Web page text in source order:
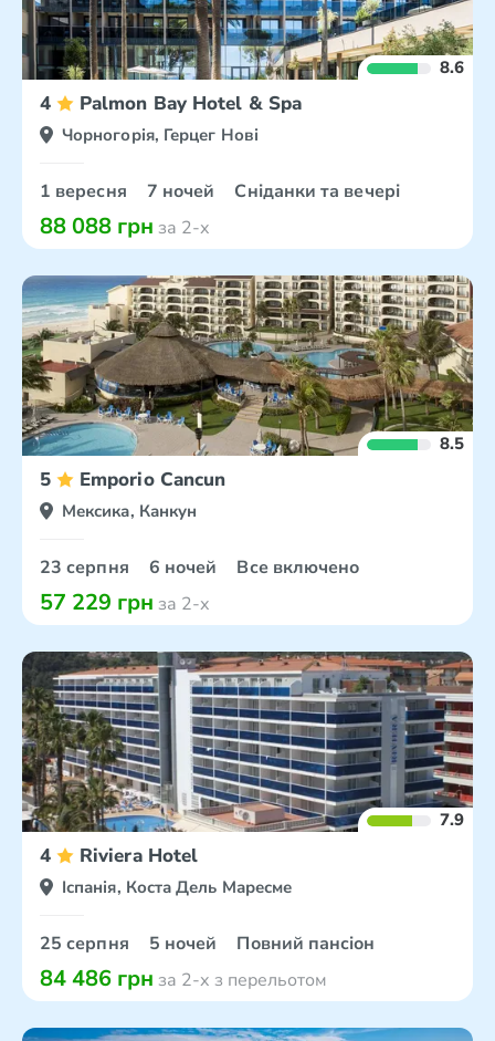
8.6
4 Palmon Bay Hotel & Spa
Чорногорія, Герцег Нові
1 вересня 7 ночей Сніданки та вечері
88 088 грн за 2-х
8.5
5 Emporio Cancun
Мексика, Канкун
23 серпня 6 ночей Все включено
57 229 грн за 2-х
7.9
4 Riviera Hotel
Іспанія, Коста Дель Маресме
25 серпня 5 ночей Повний пансіон
84 486 грн за 2-х з перельотом